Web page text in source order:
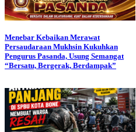
Menebar Kebaikan Merawat
Persaudaraan Mukhsin Kukuhkan
Pengurus Pasanda, Usung Semangat
“Bersatu, Bergerak, Berdampak”